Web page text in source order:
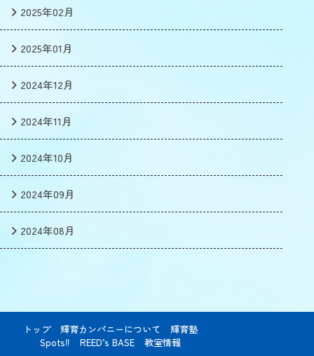
2025年02月
2025年01月
2024年12月
2024年11月
2024年10月
2024年09月
2024年08月
トップ 輝育カンパニーについて
輝育塾
Spots‼
REED’s BASE 教室情報